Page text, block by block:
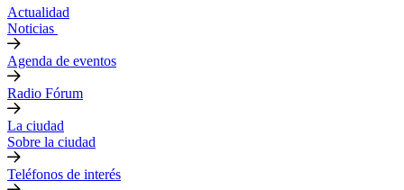
Actualidad
Noticias
Agenda de eventos
Radio Fórum
La ciudad
Sobre la ciudad
Teléfonos de interés